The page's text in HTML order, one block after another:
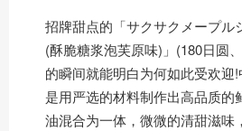
招牌甜点的「サクサクメープル
(酥脆糖浆泡芙原味)」(180日圆
的瞬间就能明白为何如此受欢迎
是用严选的材料制作出高品质的
油混合为一体，微微的清甜滋味